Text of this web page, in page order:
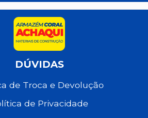
DÚVIDAS
de Troca e Devolução
de Privacidade